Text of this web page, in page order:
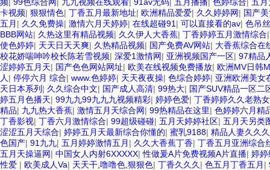
卡视频| 狠狠情色| 丁香五月最新地址| 欧洲精品爱爱| 久久婷婷网| 国产
五月 | 久久免费操| 激情六月天婷婷| 在线超碰91 | 可以直接看的av| 色吊
BBB网站| 久热这里有精品视频| 久久伊人大香蕉| 丁香婷婷五月激情综合
使色婷婷| 天天日天天爽| 久热精品视频| 国产免费AV网站| 大香蕉综合在
校花娇喘呻吟校长陈若雪视频| 深爱1激情网| 亚洲视频国产一区| 97精品
涩婷婷五月天| 国产色色网站网址| 欧美在线视频免费播放| 欧洲MV日韩
人 | 停停六月 综合| www.色婷婷| 天天夜夜操| 色综合婷婷| 亚洲欧洲美女
天日本系列 | 久久综合中文| 国产成人高清| 99热大| 国产SUV精品一区二
婷五月色播天| 99九九99九九九视频精彩| 婷婷色爱| 丁香婷婷久久老熟
精品| 九九热大香蕉| 激情五月天综合网| 99热精品在这里| 色婷婷六月精
丁香影视| 丁香六月激情综合| 99超级碰碰| 五月天婷婷社区| 五月天另类
涩涩五月天综合| 婷婷五月天最新综合你懂的| 蜜乳9188| 精品人妻久久
色国产| 91九九| 五月婷婷激情五月 | 久久大香蕉丁香| 丁香五月亚洲综合
五月天操逼网| 中国女人内射6XXXXX|性做爰A片免费视频A片直播| 婷婷
性爱 | 欧美成人Va| 天天干,噜噜色,狠狠色| 丁香久久久 | 色五月丁香五月 |